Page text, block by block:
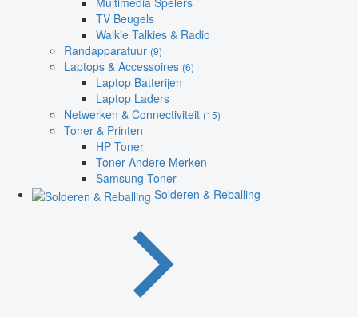
TV Beugels
Walkie Talkies & Radio
Randapparatuur (9)
Laptops & Accessoires (6)
Laptop Batterijen
Laptop Laders
Netwerken & Connectiviteit (15)
Toner & Printen
HP Toner
Toner Andere Merken
Samsung Toner
Solderen & Reballing